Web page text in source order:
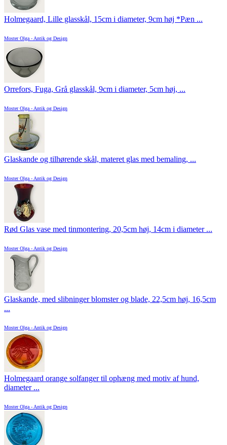
Holmegaard, Lille glasskål, 15cm i diameter, 9cm høj *Pæn ...
Moster Olga - Antik og Design
Orrefors, Fuga, Grå glasskål, 9cm i diameter, 5cm høj, ...
Moster Olga - Antik og Design
Glaskande og tilhørende skål, materet glas med bemaling, ...
Moster Olga - Antik og Design
Rød Glas vase med tinmontering, 20,5cm høj, 14cm i diameter ...
Moster Olga - Antik og Design
Glaskande, med slibninger blomster og blade, 22,5cm høj, 16,5cm
...
Moster Olga - Antik og Design
Holmegaard orange solfanger til ophæng med motiv af hund,
diameter ...
Moster Olga - Antik og Design